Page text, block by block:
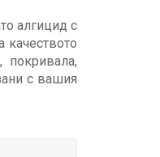
алгицид с
качеството
с вашия